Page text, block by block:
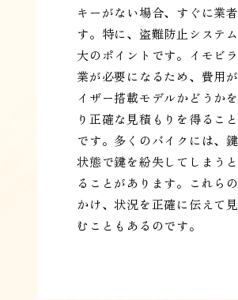
キーがない場合、すぐに業
す。特に、盗難防止システ
大のポイントです。イモビ
業が必要になるため、費用
イザー搭載モデルかどうか
り正確な見積もりを得るこ
です。多くのバイクには、
状態で鍵を紛失してしまう
ることがあります。これら
かけ、状況を正確に伝えて
むこともあるのです。